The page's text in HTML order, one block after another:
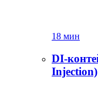
18 мин
DI-
Injection)